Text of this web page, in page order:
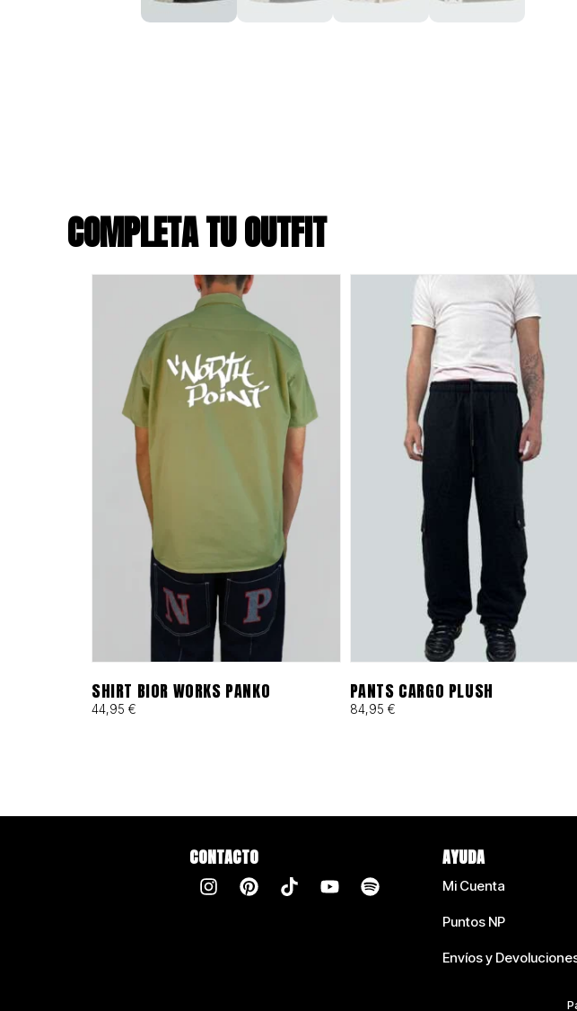
COMPLETA TU OUTFIT
SHIRT BIOR WORKS PANKO
44,95 €
PANTS CARGO PLUSH
84,95 €
CONTACTO AYUDA
Mi Cuenta
Puntos NP
Envíos y